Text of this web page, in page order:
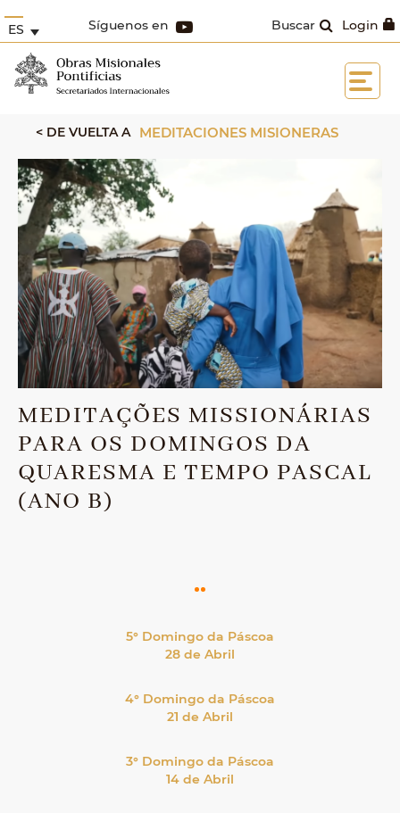
Login
Buscar
Síguenos en
ES
< DE VUELTA A MEDITACIONES MISIONERAS
MEDITAÇÕES MISSIONÁRIAS
PARA OS DOMINGOS DA
QUARESMA E TEMPO PASCAL
(ANO B)
5° Domingo da Páscoa
28 de Abril
4° Domingo da Páscoa
21 de Abril
3° Domingo da Páscoa
14 de Abril